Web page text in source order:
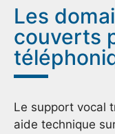
Les
couverts
Le support vocal
aide technique